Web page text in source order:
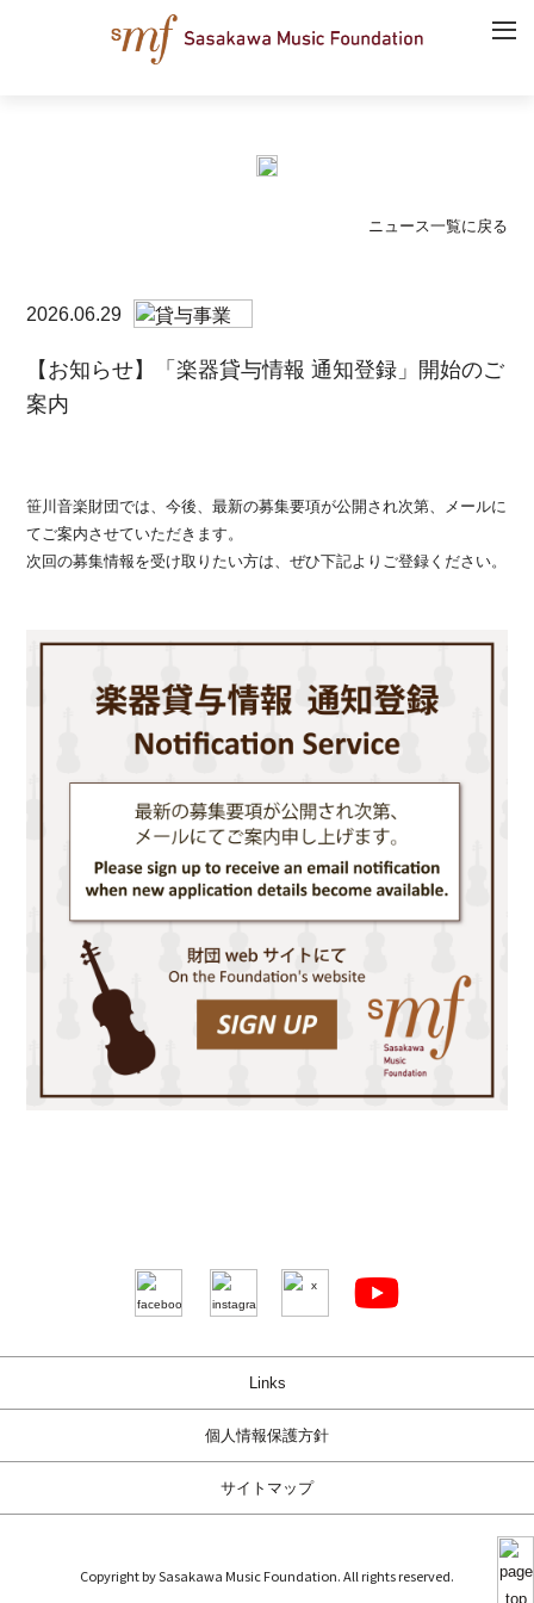
ニュース一覧に戻る
2026.06.29
【お知らせ】「楽器貸与情報 通知登録」開始のご
案内
笹川音楽財団では、今後、最新の募集要項が公開され次第、メールに
てご案内させていただきます。
次回の募集情報を受け取りたい方は、ぜひ下記よりご登録ください。
Links
個人情報保護方針
サイトマップ
Copyright by Sasakawa Music Foundation. All rights reserved.